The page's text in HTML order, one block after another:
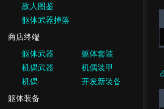
敌人图鉴
躯体武器掉落
商店终端
躯体武器
躯体套装
机偶武器
机偶装甲
机偶
开发新装备
躯体装备